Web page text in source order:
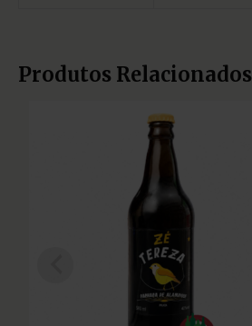
Produtos Relacionados